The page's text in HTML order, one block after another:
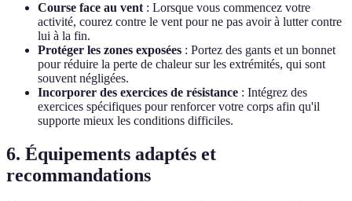
Course face au vent: Lorsque vous commencez votre
activité, courez contre le vent pour ne pas avoir à lutter contre
lui à la fin.
Protéger les zones exposées : Portez des gants et un bonnet
pour réduire la perte de chaleur sur les extrémités, qui sont
souvent négligées.
Incorporer des exercices de résistance : Intégrez des
exercices spécifiques pour renforcer votre corps afin qu'il
supporte mieux les conditions difficiles.
6. Équipements adaptés et
recommandations